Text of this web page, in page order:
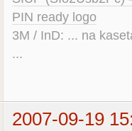
PIN ready logo
3M / InD: ... na
...
2007-09-19